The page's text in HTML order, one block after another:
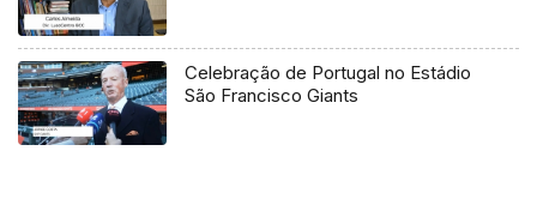
Celebração de Portugal no Estádio
São Francisco Giants